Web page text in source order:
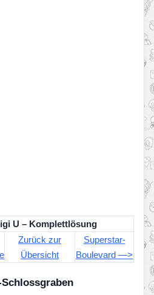
U – Komplettlösung
Zurück zur
Übersicht
Superstar-
Boulevard —>
Schlossgraben